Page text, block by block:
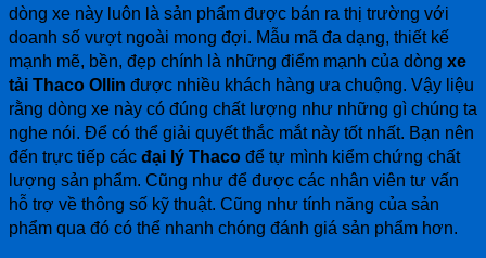
dòng xe này luôn là sản phẩm được bán ra thị trường với
doanh số vượt ngoài mong đợi. Mẫu mã đa dạng, thiết kế
mạnh mẽ, bền, đẹp chính là những điểm mạnh của dòng xe
tải Thaco Ollin được nhiều khách hàng ưa chuộng. Vậy liệu
rằng dòng xe này có đúng chất lượng như những gì chúng ta
nghe nói. Để có thể giải quyết thắc mắt này tốt nhất. Bạn nên
đến trực tiếp các đại lý Thaco để tự mình kiểm chứng chất
lượng sản phẩm. Cũng như để được các nhân viên tư vấn
hỗ trợ về thông số kỹ thuật. Cũng như tính năng của sản
phẩm qua đó có thể nhanh chóng đánh giá sản phẩm hơn.